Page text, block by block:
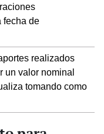
fecha de
realizados
un valor nominal
tomando como